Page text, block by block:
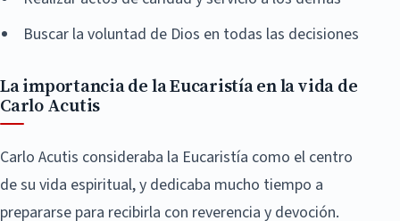
Buscar la voluntad de Dios en todas las decisiones
La importancia de la Eucaristía en la vida de
Carlo Acutis
Carlo Acutis consideraba la Eucaristía como el centro
de su vida espiritual, y dedicaba mucho tiempo a
prepararse para recibirla con reverencia y devoción.